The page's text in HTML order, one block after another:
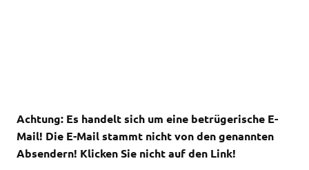
Achtung: Es handelt sich um eine betrügerische E-
Mail! Die E-Mail stammt nicht von den genannten
Absendern! Klicken Sie nicht auf den Link!